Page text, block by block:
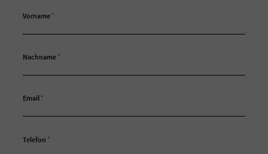
Vorname *
Nachname *
Email *
Telefon *